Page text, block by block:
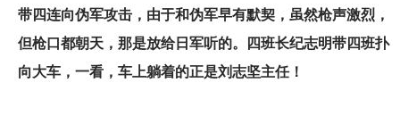
带四连向伪军攻击，由于和伪军早有默契，虽然枪声激烈，
但枪口都朝天，那是放给日军听的。四班长纪志明带四班扑
向大车，一看，车上躺着的正是刘志坚主任！